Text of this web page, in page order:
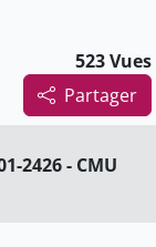
523 Vues
Partager
2426 - CMU